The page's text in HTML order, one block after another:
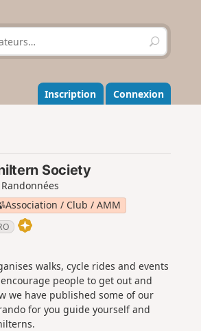
R
e
h
e
r
r
Inscription Connexion
Society
Association / Club / AMM
walks, cycle rides and events
people to get out and
we have published some of our
for you guide yourself and